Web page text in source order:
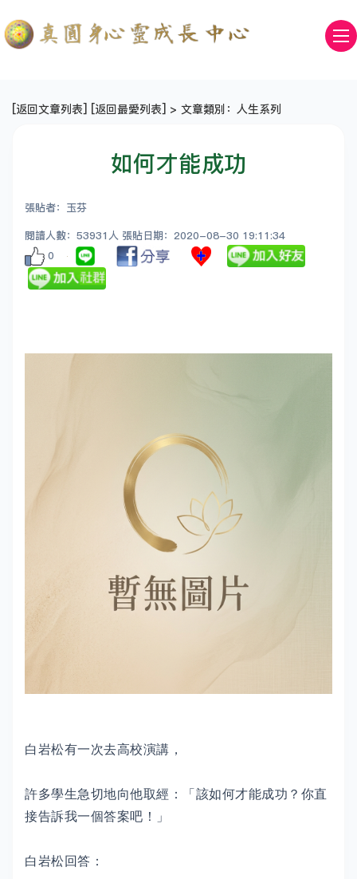
[返回文章列表] [返回最愛列表] > 文章類別：人生系列
如何才能成功
張貼者：玉芬
閱讀人數：53931人 張貼日期：2020-08-30 19:11:34
0
白岩松有一次去高校演講，
許多學生急切地向他取經：「該如何才能成功？你直
接告訴我一個答案吧！」
白岩松回答：